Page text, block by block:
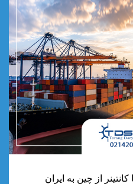
از چین به ایران